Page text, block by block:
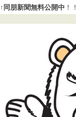
↑同朋新聞無料公開中 ！！